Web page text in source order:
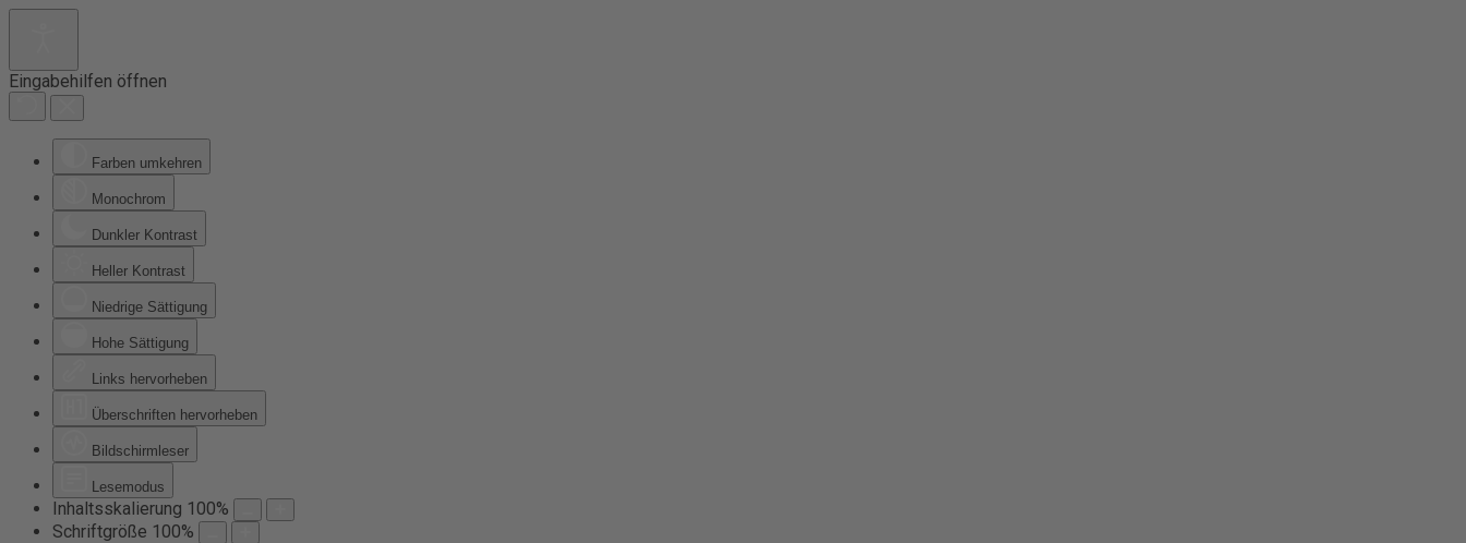
Eingabehilfen öffnen
Farben umkehren
Monochrom
Dunkler Kontrast
Heller Kontrast
Niedrige Sättigung
Hohe Sättigung
Links hervorheben
Überschriften hervorheben
Bildschirmleser
Lesemodus
Inhaltsskalierung 100%
Schriftgröße 100%